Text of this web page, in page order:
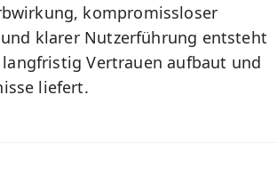
kompromissloser
klarer Nutzerführung entsteht
Vertrauen aufbaut und
liefert.